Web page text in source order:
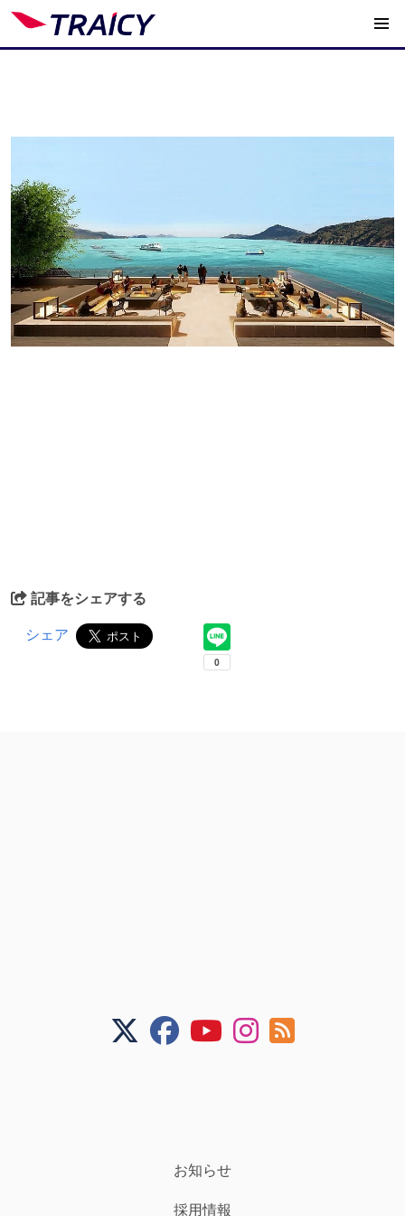
記事をシェアする
シェア
お知らせ
採用情報